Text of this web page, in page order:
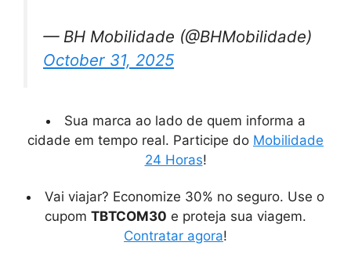
— BH Mobilidade (@BHMobilidade)
October 31, 2025
Sua marca ao lado de quem informa a
cidade em tempo real. Participe do Mobilidade
24 Horas!
Vai viajar? Economize 30% no seguro. Use o
cupom TBTCOM30 e proteja sua viagem.
Contratar agora!